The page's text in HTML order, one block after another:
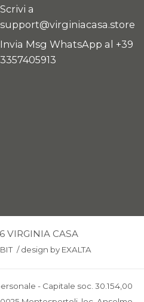
Scrivi a
support@virginiacasa.store
Invia Msg WhatsApp al +39
3357405913
VIRGINIA CASA
/design by EXALTA
- Capitale soc. 30.154,00